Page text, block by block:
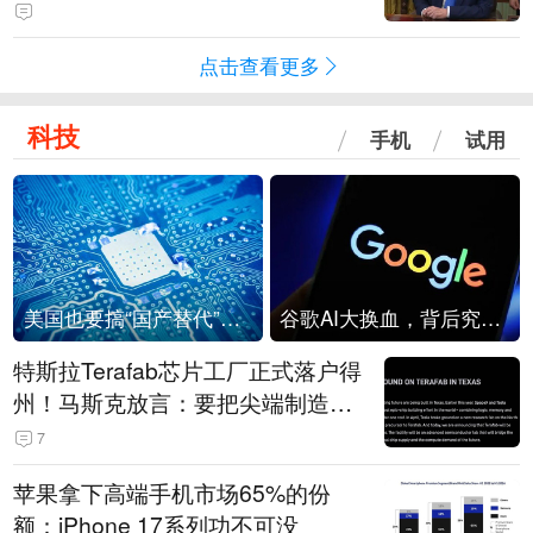
点击查看更多
科技 手机 试用
美国也要搞“国产替代”？先算清三笔账 谷歌AI大换血，背后究竟发生了什么？
特斯拉Terafab芯片工厂正式落户得
州！马斯克放言：要把尖端制造带
回美国
7
苹果拿下高端手机市场65%的份
额：iPhone 17系列功不可没